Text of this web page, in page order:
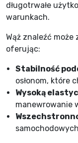
długotrwałe
warunkach.
Wąż znaleźć
oferując:
Stabilność
osłonom, które
Wysoką
manewrowanie